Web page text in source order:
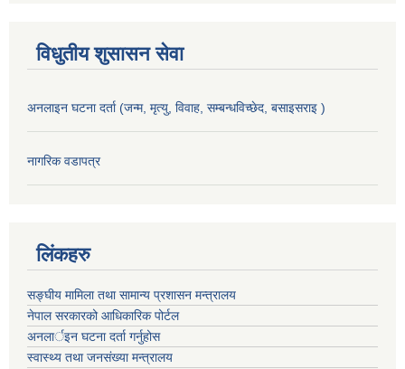
विधुतीय शुसासन सेवा
अनलाइन घटना दर्ता (जन्म, मृत्यु, विवाह, सम्बन्धविच्छेद, बसाइसराइ )
नागरिक वडापत्र
लिंकहरु
सङ्‍घीय मामिला तथा सामान्य प्रशासन मन्त्रालय
नेपाल सरकारको आधिकारिक पोर्टल
अनलार्इन घटना दर्ता गर्नुहोस
स्वास्थ्य तथा जनसंख्या मन्त्रालय